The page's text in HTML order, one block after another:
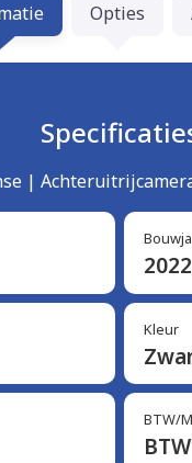
Opties
|
2022
Kleur
BTW/
BTW